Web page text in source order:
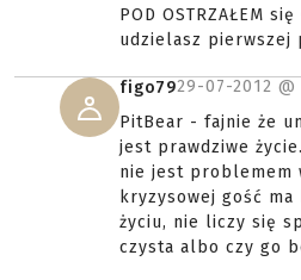
POD OSTRZAŁEM
udzielasz pierwszej
figo7929-07-2012 @
PitBear - fajnie że
jest prawdziwe
nie jest problemem
kryzysowej gość
życiu, nie liczy się
czysta albo czy go